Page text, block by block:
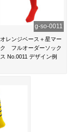
g-so-0011
オレンジベース＋星マー
ク フルオーダーソック
ス No.0011 デザイン例